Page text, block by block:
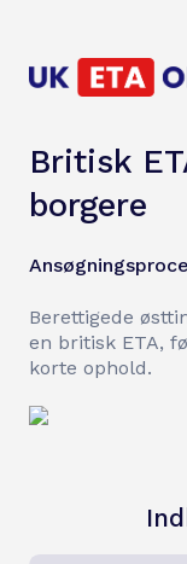
Britisk
borgere
Berettigede
en britisk ETA,
korte ophold.